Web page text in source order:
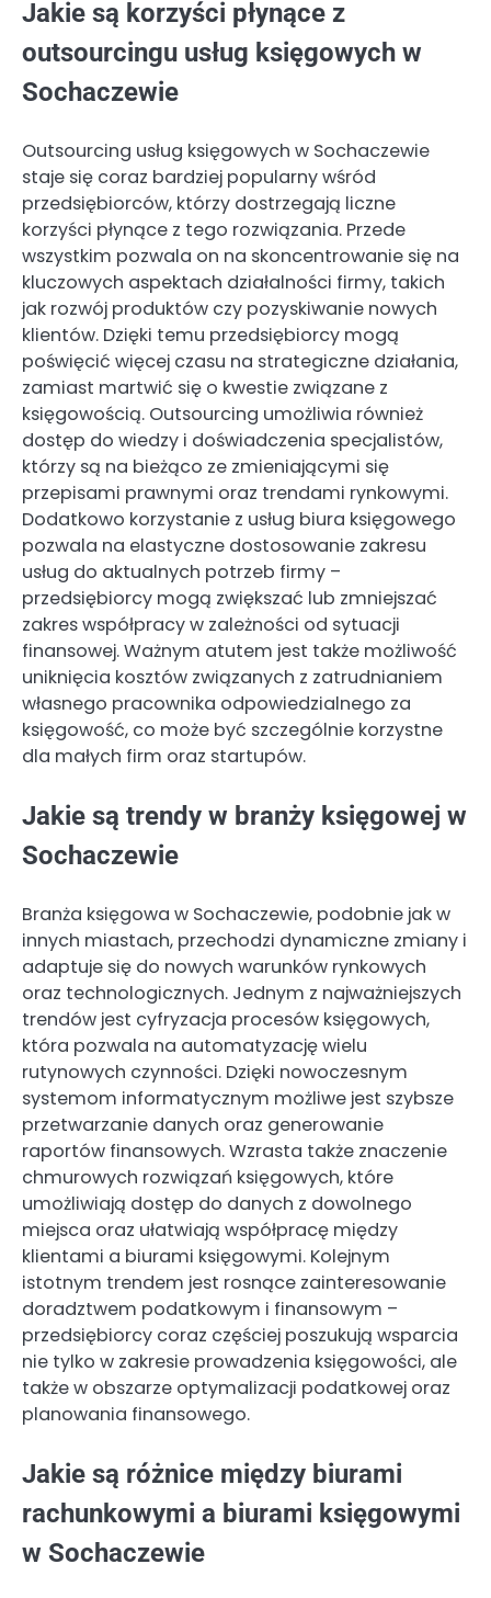
Jakie są korzyści płynące z
outsourcingu usług księgowych w
Sochaczewie
Outsourcing usług księgowych w Sochaczewie
staje się coraz bardziej popularny wśród
przedsiębiorców, którzy dostrzegają liczne
korzyści płynące z tego rozwiązania. Przede
wszystkim pozwala on na skoncentrowanie się na
kluczowych aspektach działalności firmy, takich
jak rozwój produktów czy pozyskiwanie nowych
klientów. Dzięki temu przedsiębiorcy mogą
poświęcić więcej czasu na strategiczne działania,
zamiast martwić się o kwestie związane z
księgowością. Outsourcing umożliwia również
dostęp do wiedzy i doświadczenia specjalistów,
którzy są na bieżąco ze zmieniającymi się
przepisami prawnymi oraz trendami rynkowymi.
Dodatkowo korzystanie z usług biura księgowego
pozwala na elastyczne dostosowanie zakresu
usług do aktualnych potrzeb firmy –
przedsiębiorcy mogą zwiększać lub zmniejszać
zakres współpracy w zależności od sytuacji
finansowej. Ważnym atutem jest także możliwość
uniknięcia kosztów związanych z zatrudnianiem
własnego pracownika odpowiedzialnego za
księgowość, co może być szczególnie korzystne
dla małych firm oraz startupów.
Jakie są trendy w branży księgowej w
Sochaczewie
Branża księgowa w Sochaczewie, podobnie jak w
innych miastach, przechodzi dynamiczne zmiany i
adaptuje się do nowych warunków rynkowych
oraz technologicznych. Jednym z najważniejszych
trendów jest cyfryzacja procesów księgowych,
która pozwala na automatyzację wielu
rutynowych czynności. Dzięki nowoczesnym
systemom informatycznym możliwe jest szybsze
przetwarzanie danych oraz generowanie
raportów finansowych. Wzrasta także znaczenie
chmurowych rozwiązań księgowych, które
umożliwiają dostęp do danych z dowolnego
miejsca oraz ułatwiają współpracę między
klientami a biurami księgowymi. Kolejnym
istotnym trendem jest rosnące zainteresowanie
doradztwem podatkowym i finansowym –
przedsiębiorcy coraz częściej poszukują wsparcia
nie tylko w zakresie prowadzenia księgowości, ale
także w obszarze optymalizacji podatkowej oraz
planowania finansowego.
Jakie są różnice między biurami
rachunkowymi a biurami księgowymi
w Sochaczewie